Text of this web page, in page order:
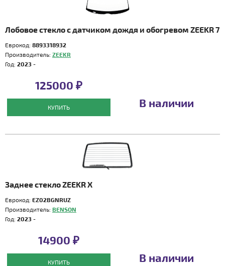
Лобовое стекло с датчиком дождя и обогревом ZEEKR 7
Еврокод: 8893318932
Производитель: ZEEKR
Год: 2023 -
125000 ₽
КУПИТЬ В наличии
Заднее стекло ZEEKR X
Еврокод: EZ02BGNRUZ
Производитель: BENSON
Год: 2023 -
14900 ₽
КУПИТЬ В наличии